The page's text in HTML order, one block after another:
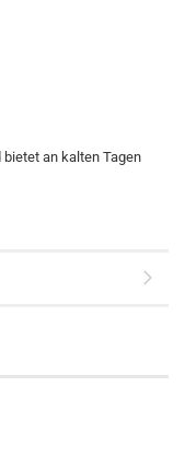
an kalten Tagen